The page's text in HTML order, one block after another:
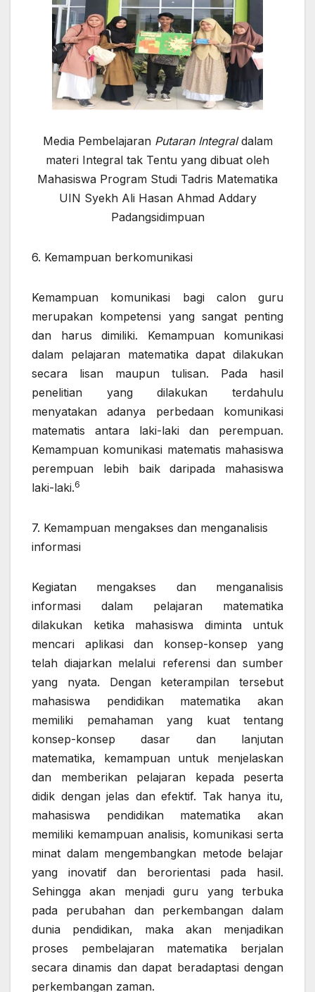
Media Pembelajaran Putaran Integraldalam
materi Integral tak Tentu yang dibuat oleh
Mahasiswa Program Studi Tadris Matematika
UIN Syekh Ali Hasan Ahmad Addary
Padangsidimpuan
6. Kemampuan berkomunikasi
Kemampuan komunikasi bagi calon guru
merupakan kompetensi yang sangat penting
dan harus dimiliki. Kemampuan komunikasi
dalam pelajaran matematika dapat dilakukan
secara lisan maupun tulisan. Pada hasil
penelitian yang dilakukan terdahulu
menyatakan adanya perbedaan komunikasi
matematis antara laki-laki dan perempuan.
Kemampuan komunikasi matematis mahasiswa
perempuan lebih baik daripada mahasiswa
laki-laki.6
7. Kemampuan mengakses dan menganalisis
informasi
Kegiatan mengakses dan menganalisis
informasi dalam pelajaran matematika
dilakukan ketika mahasiswa diminta untuk
mencari aplikasi dan konsep-konsep yang
telah diajarkan melalui referensi dan sumber
yang nyata. Dengan keterampilan tersebut
mahasiswa pendidikan matematika akan
memiliki pemahaman yang kuat tentang
konsep-konsep dasar dan lanjutan
matematika, kemampuan untuk menjelaskan
dan memberikan pelajaran kepada peserta
didik dengan jelas dan efektif. Tak hanya itu,
mahasiswa pendidikan matematika akan
memiliki kemampuan analisis, komunikasi serta
minat dalam mengembangkan metode belajar
yang inovatif dan berorientasi pada hasil.
Sehingga akan menjadi guru yang terbuka
pada perubahan dan perkembangan dalam
dunia pendidikan, maka akan menjadikan
proses pembelajaran matematika berjalan
secara dinamis dan dapat beradaptasi dengan
perkembangan zaman.